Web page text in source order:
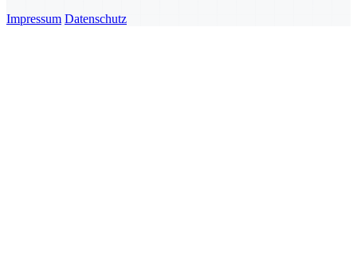
Impressum Datenschutz